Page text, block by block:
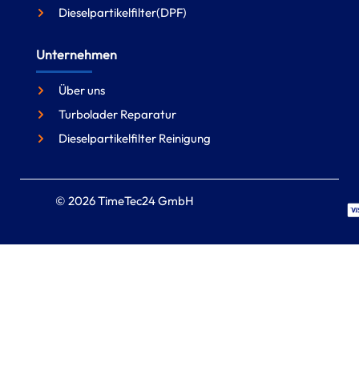
Dieselpartikelfilter(DPF)
Unternehmen
Über uns
Turbolader Reparatur
Dieselpartikelfilter Reinigung
© 2026 TimeTec24 GmbH